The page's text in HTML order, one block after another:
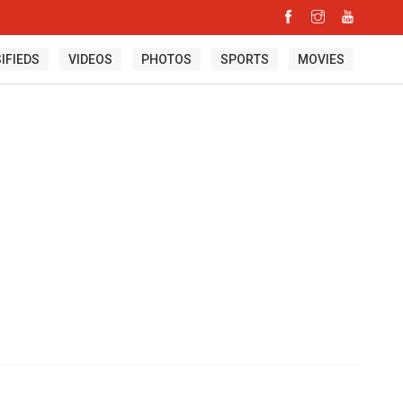
VIDEOS PHOTOS SPORTS MOVIES